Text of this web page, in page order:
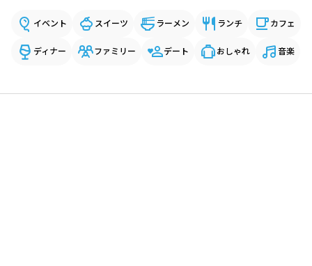
イベント スイーツ ラーメン ランチ カフェ
ディナー ファミリー デート おしゃれ 音楽